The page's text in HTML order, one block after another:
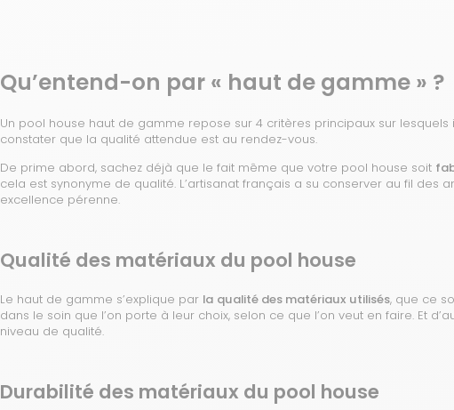
Qu’entend-on par « haut de gamme » ?
Un pool house haut de gamme repose sur 4 critères principaux sur
constater que la qualité attendue est au rendez-vous.
De prime abord, sachez déjà que le fait même que votre pool house soit
cela est synonyme de qualité. L’artisanat français a su conserver au fil
excellence pérenne.
Qualité des matériaux du pool house
Le haut de gamme s’explique par la qualité des matériaux utilisés, que ce
dans le soin que l’on porte à leur choix, selon ce que l’on veut en faire. Et
niveau de qualité.
Durabilité des matériaux du pool house